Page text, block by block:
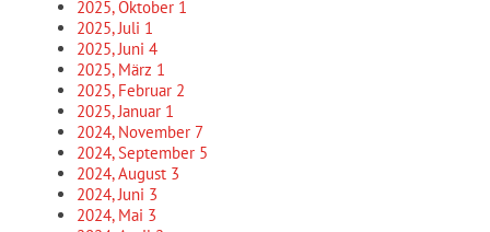
2025, Oktober 1
2025, Juli 1
2025, Juni 4
2025, März 1
2025, Februar 2
2025, Januar 1
2024, November 7
2024, September 5
2024, August 3
2024, Juni 3
2024, Mai 3